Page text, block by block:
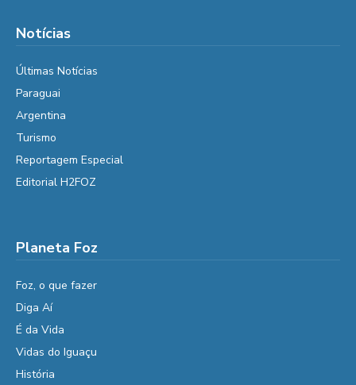
Notícias
Últimas Notícias
Paraguai
Argentina
Turismo
Reportagem Especial
Editorial H2FOZ
Planeta Foz
Foz, o que fazer
Diga Aí
É da Vida
Vidas do Iguaçu
História